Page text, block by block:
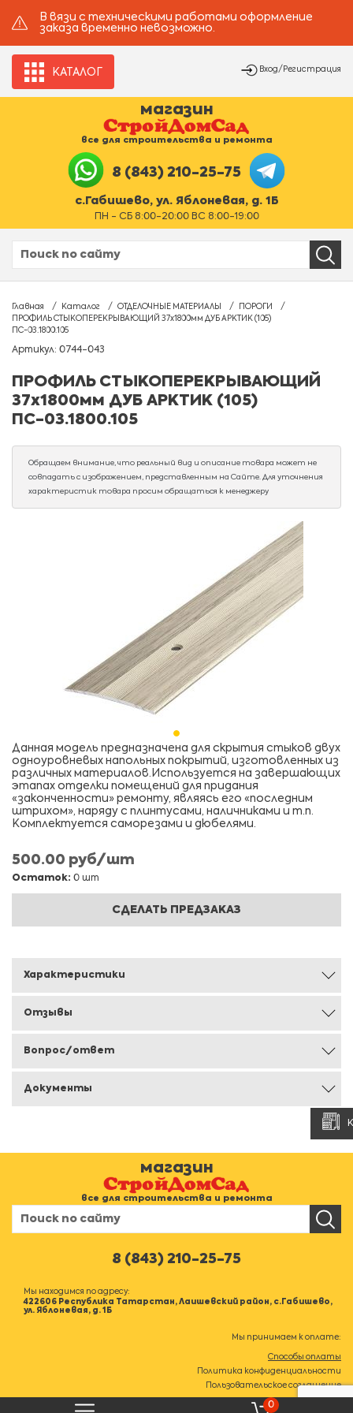
В вязи с техническими работами оформление
заказа временно невозможно.
КАТАЛОГ Вход/Регистрация
магазин
все для строительства и ремонта
8 (843) 210-25-75
с.Габишево, ул. Яблоневая, д. 1Б
ПН - СБ 8:00-20:00 ВС 8:00-19:00
Главная Каталог ОТДЕЛОЧНЫЕ МАТЕРИАЛЫ
ПОРОГИ
ПРОФИЛЬ СТЫКОПЕРЕКРЫВАЮЩИЙ 37х1800мм ДУБ АРКТИК (105)
ПС-03.1800.105
Артикул: 0744-043
ПРОФИЛЬ СТЫКОПЕРЕКРЫВАЮЩИЙ
37х1800мм ДУБ АРКТИК (105)
ПС-03.1800.105
Обращаем внимание, что реальный вид и описание товара может не
совпадать с изображением, представленным на Сайте. Для уточнения
характеристик товара просим обращаться к менеджеру
Данная модель предназначена для скрытия стыков двух
одноуровневых напольных покрытий, изготовленных из
различных материалов.Используется на завершающих
этапах отделки помещений для придания
«законченности» ремонту, являясь его «последним
штрихом», наряду с плинтусами, наличниками и т.п.
Комплектуется саморезами и дюбелями.
500.00 руб/шт
Остаток: 0 шт
СДЕЛАТЬ ПРЕДЗАКАЗ
Характеристики
Отзывы
Вопрос/ответ
Документы
магазин
все для строительства и ремонта
8 (843) 210-25-75
Мы находимся по адресу:
422606 Республика Татарстан, Лаишевский район, с.Габишево,
ул. Яблоневая, д. 1Б
Мы принимаем к оплате:
Способы оплаты
Политика конфиденциальности
Пользовательское соглашение
0